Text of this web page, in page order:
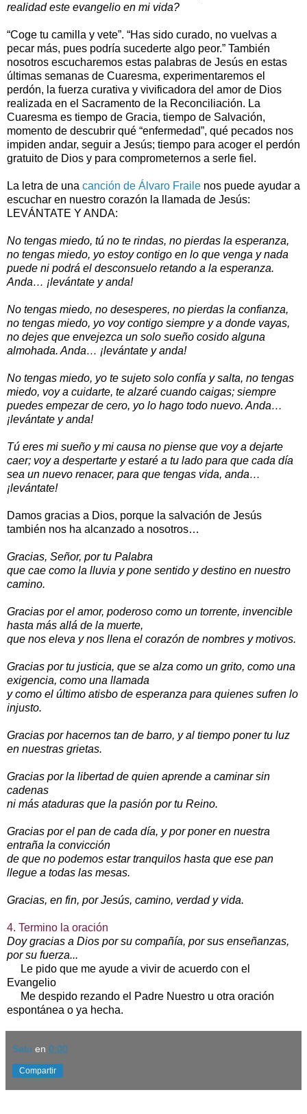
realidad este evangelio en mi vida?
“Coge tu camilla y vete”. “Has sido curado, no vuelvas a
pecar más, pues podría sucederte algo peor.” También
nosotros escucharemos estas palabras de Jesús en estas
últimas semanas de Cuaresma, experimentaremos el
perdón, la fuerza curativa y vivificadora del amor de Dios
realizada en el Sacramento de la Reconciliación. La
Cuaresma es tiempo de Gracia, tiempo de Salvación,
momento de descubrir qué “enfermedad”, qué pecados nos
impiden andar, seguir a Jesús; tiempo para acoger el perdón
gratuito de Dios y para comprometernos a serle fiel.
La letra de una canción de Álvaro Fraile nos puede ayudar a
escuchar en nuestro corazón la llamada de Jesús:
LEVÁNTATE Y ANDA:
No tengas miedo, tú no te rindas, no pierdas la esperanza,
no tengas miedo, yo estoy contigo en lo que venga y nada
puede ni podrá el desconsuelo retando a la esperanza.
Anda… ¡levántate y anda!
No tengas miedo, no desesperes, no pierdas la confianza,
no tengas miedo, yo voy contigo siempre y a donde vayas,
no dejes que envejezca un solo sueño cosido alguna
almohada. Anda… ¡levántate y anda!
No tengas miedo, yo te sujeto solo confía y salta, no tengas
miedo, voy a cuidarte, te alzaré cuando caigas; siempre
puedes empezar de cero, yo lo hago todo nuevo. Anda…
¡levántate y anda!
Tú eres mi sueño y mi causa no piense que voy a dejarte
caer; voy a despertarte y estaré a tu lado para que cada día
sea un nuevo renacer, para que tengas vida, anda…
¡levántate!
Damos gracias a Dios, porque la salvación de Jesús
también nos ha alcanzado a nosotros…
Gracias, Señor, por tu Palabra
que cae como la lluvia y pone sentido y destino en nuestro
camino.
Gracias por el amor, poderoso como un torrente, invencible
hasta más allá de la muerte,
que nos eleva y nos llena el corazón de nombres y motivos.
Gracias por tu justicia, que se alza como un grito, como una
exigencia, como una llamada
y como el último atisbo de esperanza para quienes sufren lo
injusto.
Gracias por hacernos tan de barro, y al tiempo poner tu luz
en nuestras grietas.
Gracias por la libertad de quien aprende a caminar sin
cadenas
ni más ataduras que la pasión por tu Reino.
Gracias por el pan de cada día, y por poner en nuestra
entraña la convicción
de que no podemos estar tranquilos hasta que ese pan
llegue a todas las mesas.
Gracias, en fin, por Jesús, camino, verdad y vida.
4. Termino la oración
Doy gracias a Dios por su compañía, por sus enseñanzas,
por su fuerza...
Le pido que me ayude a vivir de acuerdo con el
Evangelio
Me despido rezando el Padre Nuestro u otra oración
espontánea o ya hecha.
Satu en 0:00
Compartir